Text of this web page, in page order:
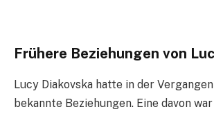
Frühere Beziehungen von
Lucy Diakovska hatte in der
bekannte Beziehungen. Eine davon